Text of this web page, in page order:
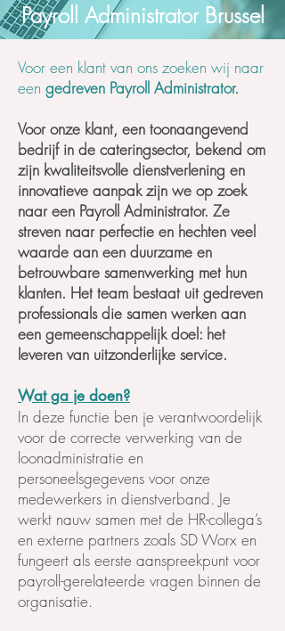
Payroll Administrator Brussel
Voor een klant van ons zoeken wij naar
een gedreven Payroll Administrator.
Voor onze klant, een toonaangevend
bedrijf in de cateringsector, bekend om
zijn kwaliteitsvolle dienstverlening en
innovatieve aanpak zijn we op zoek
naar een Payroll Administrator. Ze
streven naar perfectie en hechten veel
waarde aan een duurzame en
betrouwbare samenwerking met hun
klanten. Het team bestaat uit gedreven
professionals die samen werken aan
een gemeenschappelijk doel: het
leveren van uitzonderlijke service.
Wat ga je doen?
In deze functie ben je verantwoordelijk
voor de correcte verwerking van de
loonadministratie en
personeelsgegevens voor onze
medewerkers in dienstverband. Je
werkt nauw samen met de HR-collega’s
en externe partners zoals SD Worx en
fungeert als eerste aanspreekpunt voor
payroll-gerelateerde vragen binnen de
organisatie.